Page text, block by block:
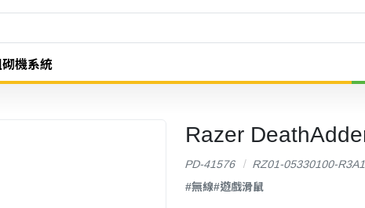
機系統
Razer
PD-41576
RZ01-05330100-R3A1
#無線#遊戲滑鼠